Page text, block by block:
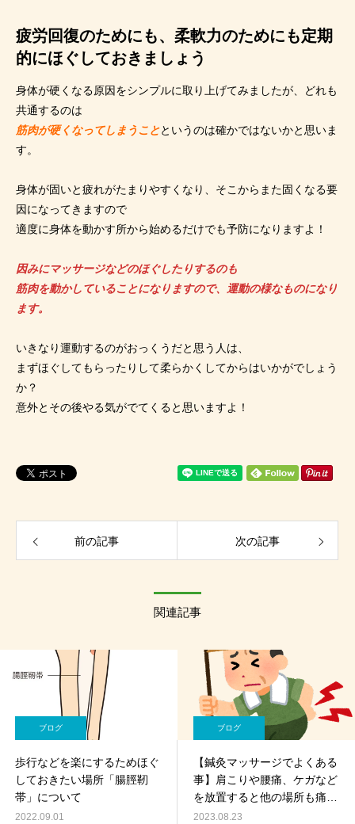
疲労回復のためにも、柔軟力のためにも定期
的にほぐしておきましょう
身体が硬くなる原因をシンプルに取り上げてみましたが、どれも
共通するのは
筋肉が硬くなってしまうことというのは確かではないかと思いま
す。
身体が固いと疲れがたまりやすくなり、そこからまた固くなる要
因になってきますので
適度に身体を動かす所から始めるだけでも予防になりますよ！
因みにマッサージなどのほぐしたりするのも
筋肉を動かしていることになりますので、運動の様なものになり
ます。
いきなり運動するのがおっくうだと思う人は、
まずほぐしてもらったりして柔らかくしてからはいかがでしょう
か？
意外とその後やる気がでてくると思いますよ！
前の記事 次の記事
関連記事
ブログ
歩行などを楽にするためほぐ
しておきたい場所「腸脛靭
帯」について
2022.09.01
ブログ
【鍼灸マッサージでよくある
事】肩こりや腰痛、ケガなど
を放置すると他の場所も痛く
なるので早めに対処しましょ
2023.08.23